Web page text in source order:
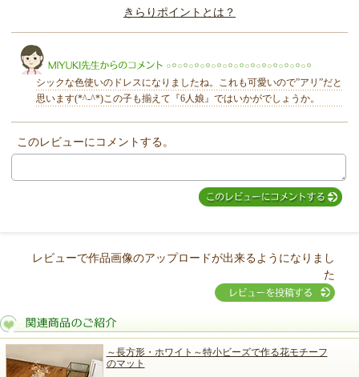
きらりポイントとは？
シックな色使いのドレスになりましたね。これも可愛いので”アリ”だと
思います(*^-^*)この子も揃えて『6人娘』ではいかがでしょうか。
このレビューにコメントする。
レビューで作品画像のアップロードが出来るようになりまし
た
～長方形・ホワイト～特小ビーズで作る花モチーフ
のマット